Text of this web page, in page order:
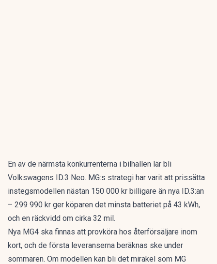
En av de närmsta konkurrenterna i bilhallen lär bli
Volkswagens ID.3 Neo. MG:s strategi har varit att prissätta
instegsmodellen nästan 150 000 kr billigare än nya ID.3:an
– 299 990 kr ger köparen det minsta batteriet på 43 kWh,
och en räckvidd om cirka 32 mil.
Nya MG4 ska finnas att provköra hos återförsäljare inom
kort, och de första leveranserna beräknas ske under
sommaren. Om modellen kan bli det mirakel som MG